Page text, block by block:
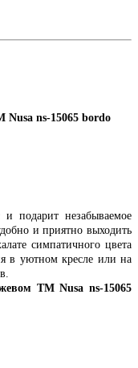
ns-15065 bordo
и подарит незабываемое
и приятно выходить
симпатичного цвета
в уютном кресле или на
ТМ Nusa ns-15065